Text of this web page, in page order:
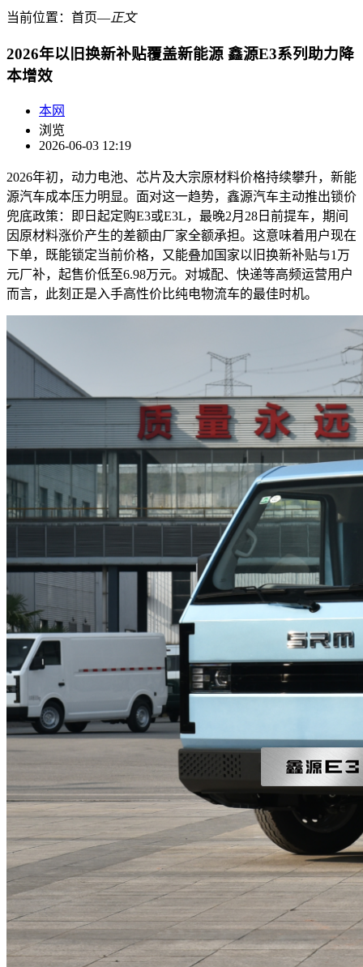
当前位置： 首页―正文
2026年以旧换新补贴覆盖新能源 鑫源E3系列助力降
本增效
本网
浏览
2026-06-03 12:19
2026年初，动力电池、芯片及大宗原材料价格持续攀升，新能
源汽车成本压力明显。面对这一趋势，鑫源汽车主动推出锁价
兜底政策：即日起定购E3或E3L，最晚2月28日前提车，期间
因原材料涨价产生的差额由厂家全额承担。这意味着用户现在
下单，既能锁定当前价格，又能叠加国家以旧换新补贴与1万
元厂补，起售价低至6.98万元。对城配、快递等高频运营用户
而言，此刻正是入手高性价比纯电物流车的最佳时机。